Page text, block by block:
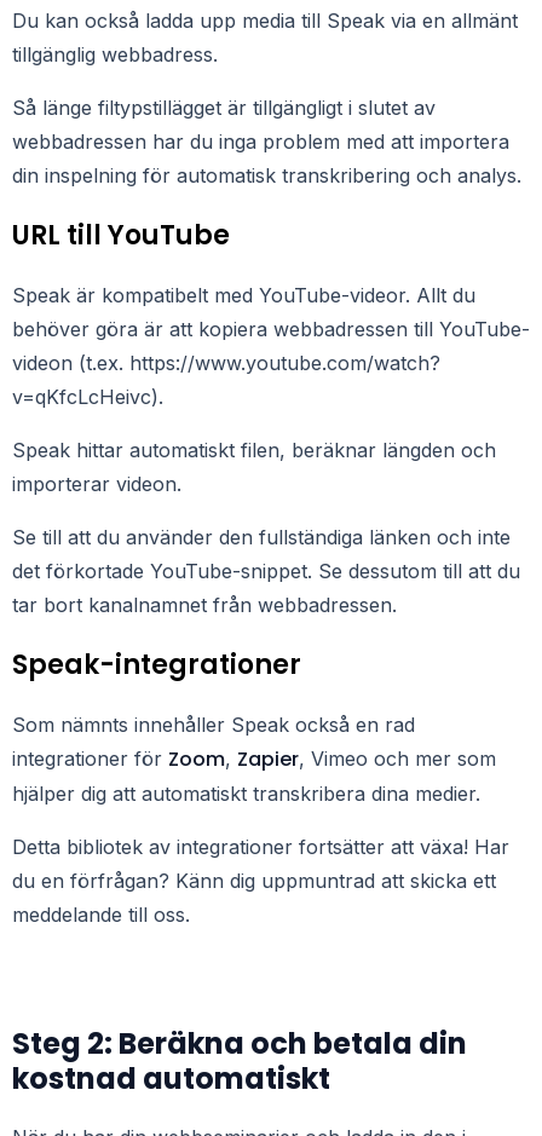
Du kan också ladda upp media till Speak via en allmänt
tillgänglig webbadress.
Så länge filtypstillägget är tillgängligt i slutet av
webbadressen har du inga problem med att importera
din inspelning för automatisk transkribering och analys.
URL till YouTube
Speak är kompatibelt med YouTube-videor. Allt du
behöver göra är att kopiera webbadressen till YouTube-
videon (t.ex. https://www.youtube.com/watch?
v=qKfcLcHeivc).
Speak hittar automatiskt filen, beräknar längden och
importerar videon.
Se till att du använder den fullständiga länken och inte
det förkortade YouTube-snippet. Se dessutom till att du
tar bort kanalnamnet från webbadressen.
Speak-integrationer
Som nämnts innehåller Speak också en rad
integrationer för Zoom, Zapier, Vimeo och mer som
hjälper dig att automatiskt transkribera dina medier.
Detta bibliotek av integrationer fortsätter att växa! Har
du en förfrågan? Känn dig uppmuntrad att skicka ett
meddelande till oss.
Steg 2: Beräkna och betala din
kostnad automatiskt